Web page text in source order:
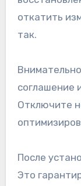
откатить
так.
соглашение
Отключите
После
Это